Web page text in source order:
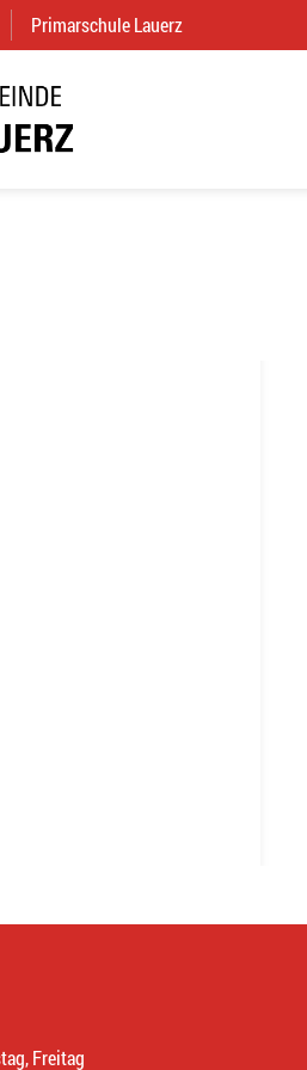
(External Link)
Primarschule Lauerz
Freitag